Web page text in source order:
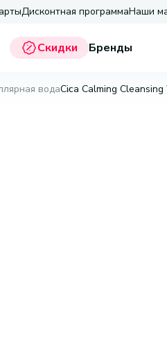
Дисконтная программаНаши
Скидки Бренды
водаCica Calming